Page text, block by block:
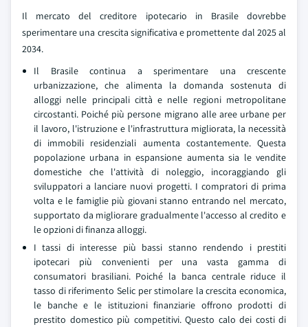
Il mercato del creditore ipotecario in Brasile dovrebbe
sperimentare una crescita significativa e promettente dal 2025 al
2034.
Il Brasile continua a sperimentare una crescente
urbanizzazione, che alimenta la domanda sostenuta di
alloggi nelle principali città e nelle regioni metropolitane
circostanti. Poiché più persone migrano alle aree urbane per
il lavoro, l'istruzione e l'infrastruttura migliorata, la necessità
di immobili residenziali aumenta costantemente. Questa
popolazione urbana in espansione aumenta sia le vendite
domestiche che l'attività di noleggio, incoraggiando gli
sviluppatori a lanciare nuovi progetti. I compratori di prima
volta e le famiglie più giovani stanno entrando nel mercato,
supportato da migliorare gradualmente l'accesso al credito e
le opzioni di finanza alloggi.
I tassi di interesse più bassi stanno rendendo i prestiti
ipotecari più convenienti per una vasta gamma di
consumatori brasiliani. Poiché la banca centrale riduce il
tasso di riferimento Selic per stimolare la crescita economica,
le banche e le istituzioni finanziarie offrono prodotti di
prestito domestico più competitivi. Questo calo dei costi di